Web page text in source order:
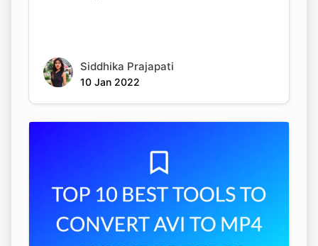
Siddhika Prajapati
10 Jan 2022